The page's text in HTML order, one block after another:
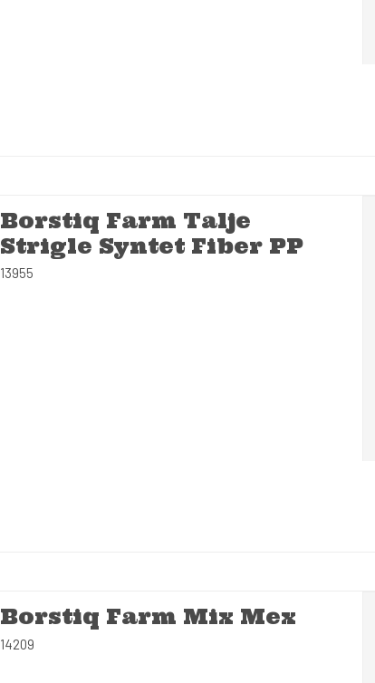
Borstiq Farm Talje
Strigle Syntet Fiber PP
13955
Borstiq Farm Mix Mex
14209